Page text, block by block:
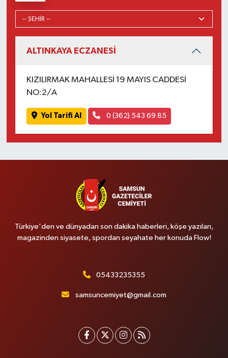
ALTINKAYA ECZANESİ
KIZILIRMAK MAHALLESİ 19 MAYIS CADDESİ
NO:2/A
Yol Tarifi Al 0 (362) 543 69 85
Türkiye'den ve dünyadan son dakika haberleri, köşe yazıları,
magazinden siyasete, spordan seyahate her konuda Flow!
05433235355
samsuncemiyet@gmail.com